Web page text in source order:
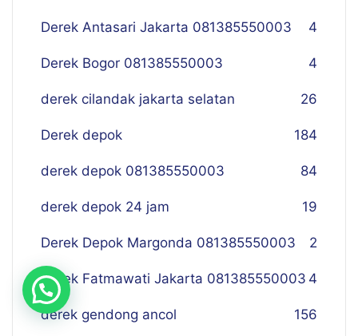
Derek Antasari Jakarta 081385550003 4
Derek Bogor 081385550003 4
derek cilandak jakarta selatan 26
Derek depok 184
derek depok 081385550003 84
derek depok 24 jam 19
Derek Depok Margonda 081385550003 2
Derek Fatmawati Jakarta 081385550003 4
derek gendong ancol 156